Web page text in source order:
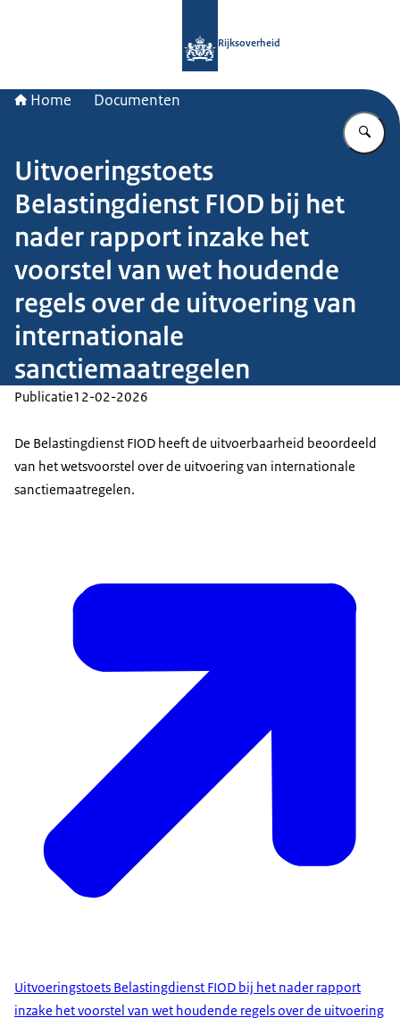
Rijksoverheid
Home Documenten
Uitvoeringstoets
Belastingdienst FIOD bij het
nader rapport inzake het
voorstel van wet houdende
regels over de uitvoering van
internationale
sanctiemaatregelen
Publicatie12-02-2026
De Belastingdienst FIOD heeft de uitvoerbaarheid beoordeeld
van het wetsvoorstel over de uitvoering van internationale
sanctiemaatregelen.
Uitvoeringstoets Belastingdienst FIOD bij het nader rapport
inzake het voorstel van wet houdende regels over de uitvoering